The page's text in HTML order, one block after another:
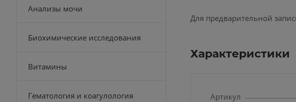
Для предварительной
Характеристики
Артикул
Анализы мочи
Биохимические исследования
Витамины
Гематология и коагулология